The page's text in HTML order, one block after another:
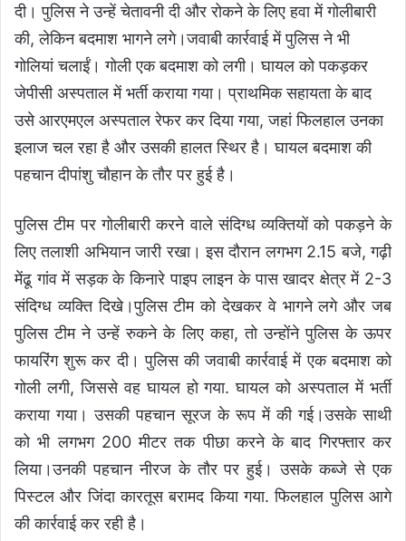
दी। पुलिस ने उन्हें चेतावनी दी और रोकने के लिए हवा में गोलीबारी
की, लेकिन बदमाश भागने लगे।जवाबी कार्रवाई में पुलिस ने भी
गोलियां चलाईं। गोली एक बदमाश को लगी। घायल को पकड़कर
जेपीसी अस्पताल में भर्ती कराया गया। प्राथमिक सहायता के बाद
उसे आरएमएल अस्पताल रेफर कर दिया गया, जहां फिलहाल उनका
इलाज चल रहा है और उसकी हालत स्थिर है। घायल बदमाश की
पहचान दीपांशु चौहान के तौर पर हुई है।
पुलिस टीम पर गोलीबारी करने वाले संदिग्ध व्यक्तियों को पकड़ने के
लिए तलाशी अभियान जारी रखा। इस दौरान लगभग 2.15 बजे, गढ़ी
मेंढू गांव में सड़क के किनारे पाइप लाइन के पास खादर क्षेत्र में 2-3
संदिग्ध व्यक्ति दिखे।पुलिस टीम को देखकर वे भागने लगे और जब
पुलिस टीम ने उन्हें रुकने के लिए कहा, तो उन्होंने पुलिस के ऊपर
फायरिंग शुरू कर दी। पुलिस की जवाबी कार्रवाई में एक बदमाश को
गोली लगी, जिससे वह घायल हो गया. घायल को अस्पताल में भर्ती
कराया गया। उसकी पहचान सूरज के रूप में की गई।उसके साथी
को भी लगभग 200 मीटर तक पीछा करने के बाद गिरफ्तार कर
लिया।उनकी पहचान नीरज के तौर पर हुई। उसके कब्जे से एक
पिस्टल और जिंदा कारतूस बरामद किया गया. फिलहाल पुलिस आगे
की कार्रवाई कर रही है।